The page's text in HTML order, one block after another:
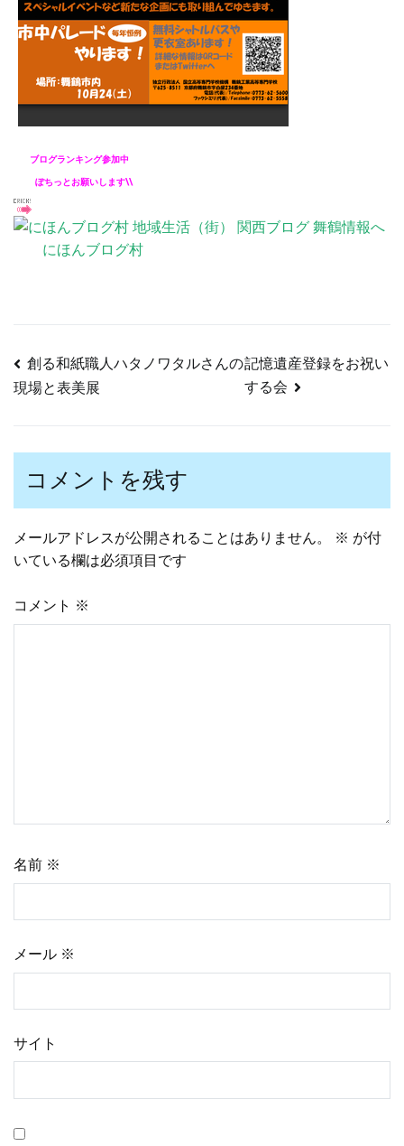
ブログランキング参加中
ぽちっとお願いします\\
にほんブログ村
投
ナ
ビ
ゲ
創る和紙職人ハタノワタルさんの
現場と表美展
記憶遺産登録をお祝い
する会
コメントを残す
メールアドレスが公開されることはありません。 ※ が付
いている欄は必須項目です
コメント ※
名前 ※
メール ※
サイト